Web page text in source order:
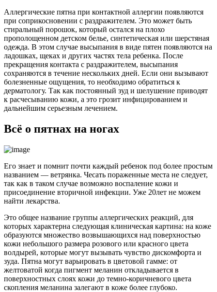
Аллергические пятна при контактной аллергии появляются
при соприкосновении с раздражителем. Это может быть
стиральный порошок, который остался на плохо
прополощенном детском белье, синтетическая или шерстяная
одежда. В этом случае высыпания в виде пятен появляются на
ладошках, щеках и других частях тела ребенка. После
прекращения контакта с раздражителем, высыпания
сохраняются в течение нескольких дней. Если они вызывают
болезненные ощущения, то необходимо обратиться к
дерматологу. Так как постоянный зуд и шелушение приводят
к расчесыванию кожи, а это грозит инфицированием и
дальнейшим серьезным лечением.
Всё о пятнах на ногах
Его знает и помнит почти каждый ребенок под более простым
названием — ветрянка. Чесать пораженные места не следует,
так как в таком случае возможно воспаление кожи и
присоединение вторичной инфекции. Уже 20лет не можем
найти лекарства.
Это общее название группы аллергических реакций, для
которых характерна следующая клиническая картина: на коже
образуются множество возвышающихся над поверхностью
кожи небольшого размера розового или красного цвета
волдырей, которые могут вызывать чувство дискомфорта и
зуда. Пятна могут варьировать в цветовой гамме: от
желтоватой когда пигмент меланин откладывается в
поверхностных слоях кожи до темно-коричневого цвета
скопления меланина залегают в коже более глубоко.